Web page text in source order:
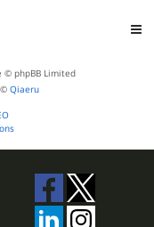
© phpBB Limited
© Qiaeru